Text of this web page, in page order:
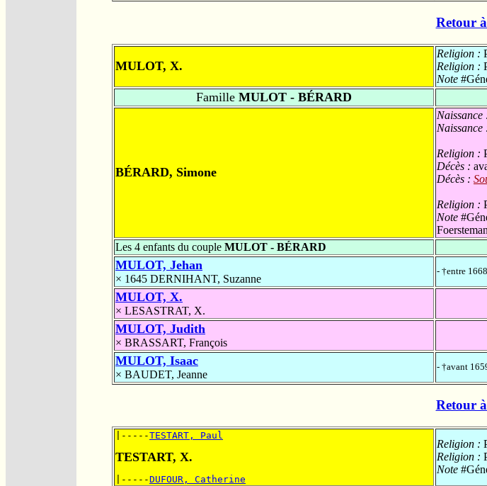
Retour
MULOT, X.
Religion :
Religion :
Note
Famille MULOT - BÉRARD
BÉRARD, Simone
Naissance
Naissance
Religion :
Décès :
Décès :
Religion :
Note
Les 4 enfants du couple MULOT - BÉRARD
MULOT, Jehan
× 1645 DERNIHANT, Suzanne
- †entre
MULOT, X.
× LESASTRAT, X.
MULOT, Judith
× BRASSART, François
MULOT, Isaac
× BAUDET, Jeanne
- †avant
Retour
|-----TESTART, Paul
TESTART, X.
|-----DUFOUR, Catherine
Religion :
Religion :
Note